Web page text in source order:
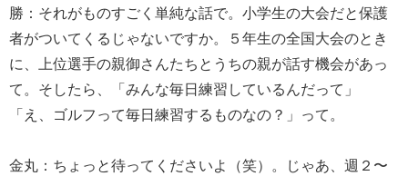
勝：それがものすごく単純な話で。小学生の大会だと保護
者がついてくるじゃないですか。５年生の全国大会のとき
に、上位選手の親御さんたちとうちの親が話す機会があっ
て。そしたら、「みんな毎日練習しているんだって」
「え、ゴルフって毎日練習するものなの？」って。
金丸：ちょっと待ってくださいよ（笑）。じゃあ、週２〜